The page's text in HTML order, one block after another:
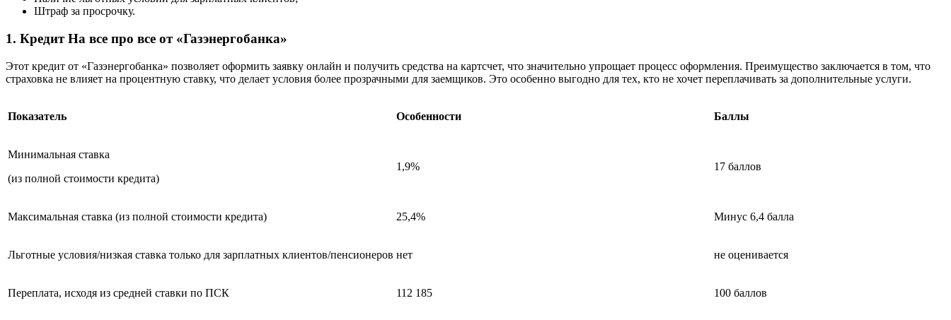
Штраф за просрочку.
1. Кредит На все про все от «Газэнергобанка»
Этот кредит от «Газэнергобанка» позволяет оформить заявку онлайн и получить средства на картсчет, что значительно упрощает процесс оформления. Преимущество заключается в том, что
страховка не влияет на процентную ставку, что делает условия более прозрачными для заемщиков. Это особенно выгодно для тех, кто не хочет переплачивать за дополнительные услуги.
Показатель Особенности Баллы
Минимальная ставка
(из полной стоимости кредита)
1,9% 17 баллов
Максимальная ставка (из полной стоимости кредита) 25,4% Минус 6,4 балла
Льготные условия/низкая ставка только для зарплатных клиентов/пенсионеров нет не оценивается
Переплата, исходя из средней ставки по ПСК 112 185 100 баллов